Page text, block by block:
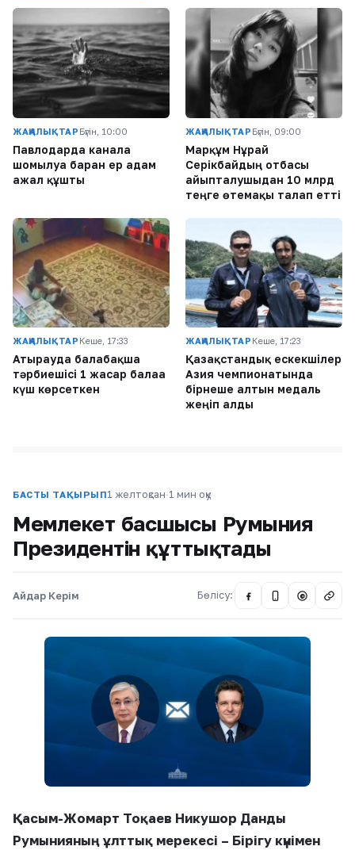
ЖАҢАЛЫҚТАР Бүгін, 10:00
Павлодарда каналға
шомылуға барған ер адам
ажал құшты
ЖАҢАЛЫҚТАР Бүгін, 09:00
Марқұм Нұрай
Серікбайдың отбасы
айыпталушыдан 10 млрд
теңге өтемақы талап етті
ЖАҢАЛЫҚТАР Кеше, 17:33
Атырауда балабақша
тәрбиешісі 1 жасар балаға
күш көрсеткен
ЖАҢАЛЫҚТАР Кеше, 17:23
Қазақстандық ескекшілер
Азия чемпионатында
бірнеше алтын медаль
жеңіп алды
БАСТЫ ТАҚЫРЫП1 желтоқсан·1 мин оқу
Мемлекет басшысы Румыния
Президентін құттықтады
Айдар Керім Бөлісу: @
Қасым-Жомарт Тоқаев Никушор Данды
Румынияның ұлттық мерекесі – Бірігу күнімен